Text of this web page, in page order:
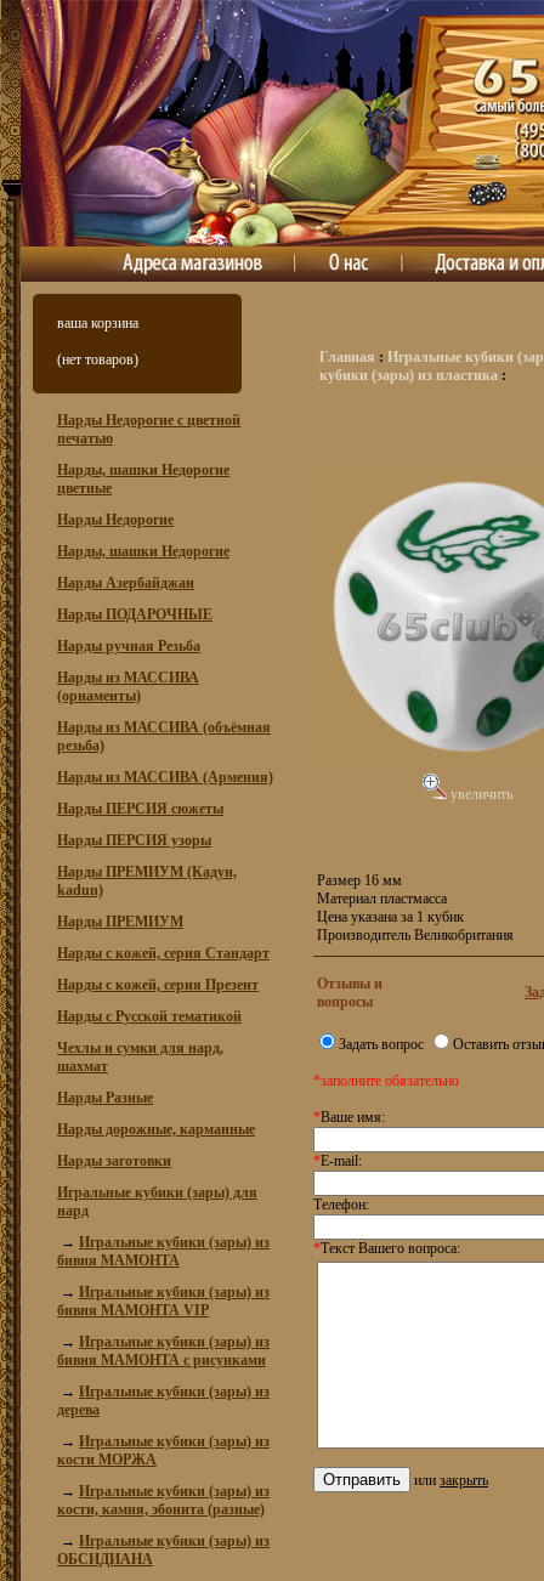
ваша корзина
(нет товаров)
Нарды Недорогие с цветной
печатью
Нарды, шашки Недорогие
цветные
Нарды Недорогие
Нарды, шашки Недорогие
Нарды Азербайджан
Нарды ПОДАРОЧНЫЕ
Нарды ручная Резьба
Нарды из МАССИВА
(орнаменты)
Нарды из МАССИВА (объёмная
резьба)
Нарды из МАССИВА (Армения)
Нарды ПЕРСИЯ сюжеты
Нарды ПЕРСИЯ узоры
Нарды ПРЕМИУМ (Кадун,
kadun)
Нарды ПРЕМИУМ
Нарды с кожей, серия Стандарт
Нарды с кожей, серия Презент
Нарды с Русской тематикой
Чехлы и сумки для нард,
шахмат
Нарды Разные
Нарды дорожные, карманные
Нарды заготовки
Игральные кубики (зары) для
нард
→ Игральные кубики (зары) из
бивня МАМОНТА
→ Игральные кубики (зары) из
бивня МАМОНТА VIP
→ Игральные кубики (зары) из
бивня МАМОНТА с рисунками
→ Игральные кубики (зары) из
дерева
→ Игральные кубики (зары) из
кости МОРЖА
→ Игральные кубики (зары) из
кости, камня, эбонита (разные)
→ Игральные кубики (зары) из
ОБСИДИАНА
Главная : Игральные кубики
кубики (зары) из пластика :
увеличить
Размер 16 мм
Материал пластмасса
Цена указана за 1 кубик
Производитель Великобритания
Отзывы и
вопросы
Задать вопрос Оставить
*заполните обязательно
*Ваше имя:
*E-mail:
Телефон:
*Текст Вашего вопроса:
или закрыть